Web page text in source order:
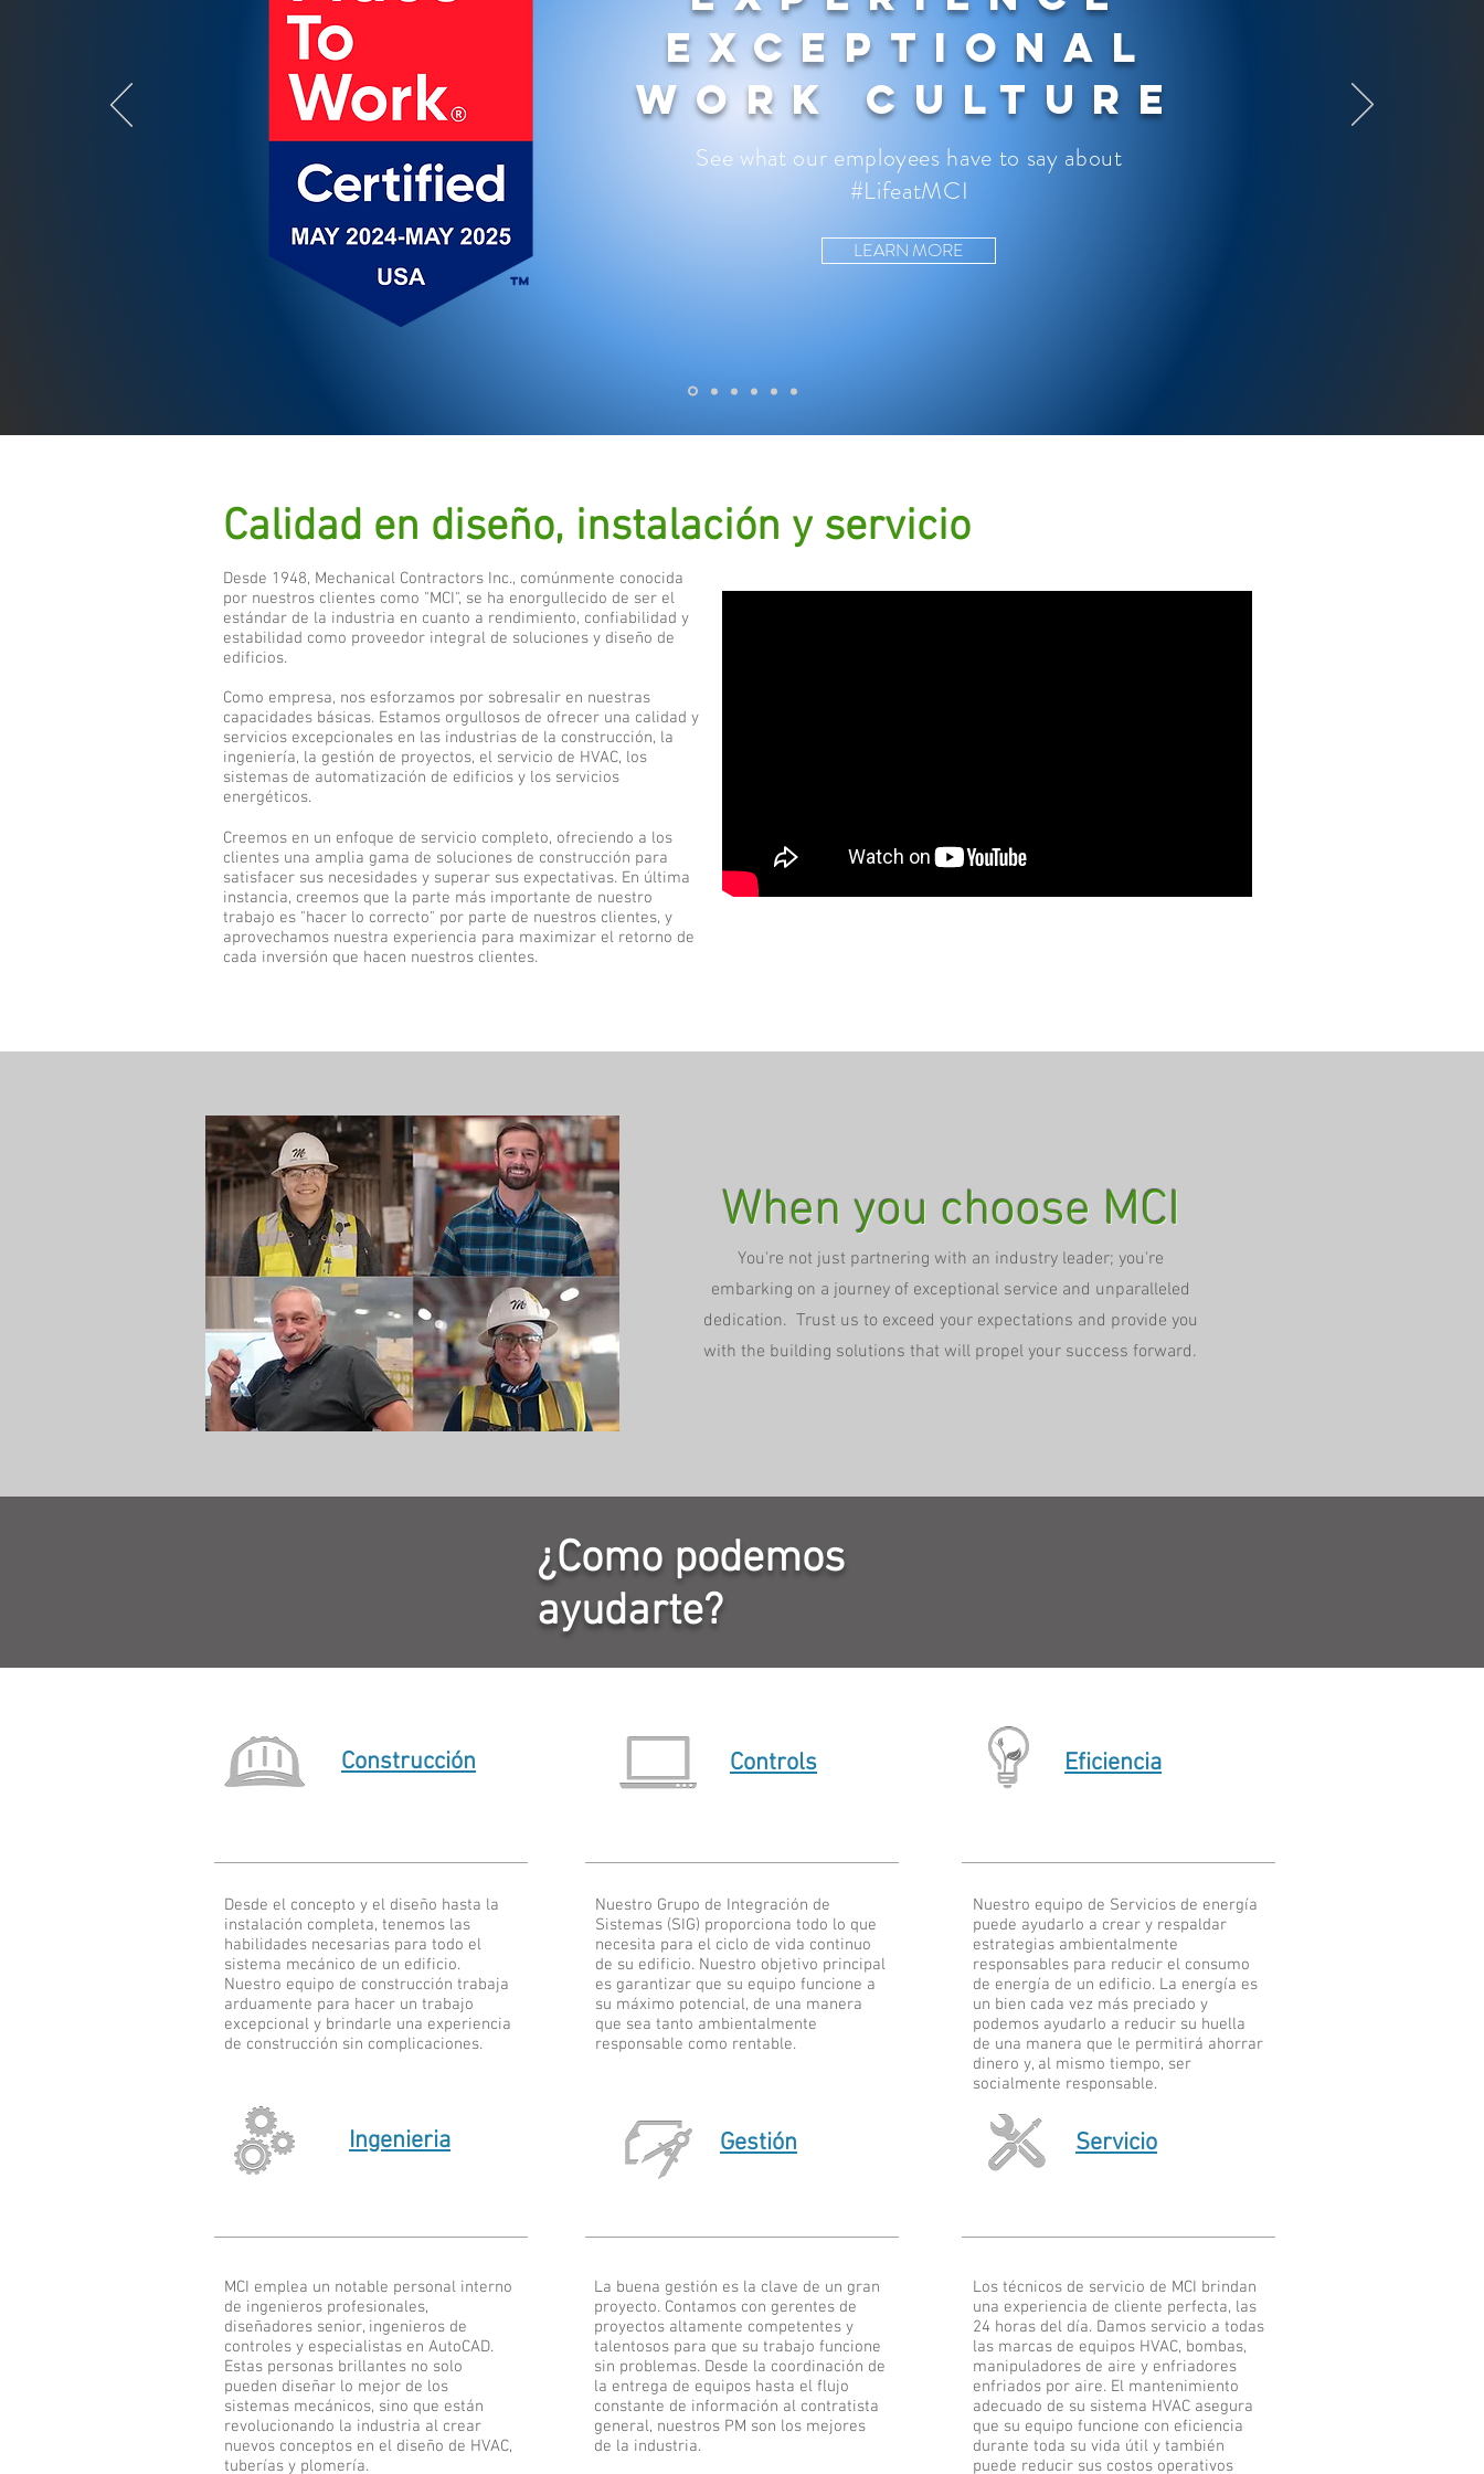
Exceptional
Work Culture
See what our employees have to say about
#LifeatMCI
LEARN MORE
Calidad en diseño, instalación y servicio
Desde 1948, Mechanical Contractors Inc., comúnmente conocida
por nuestros clientes como "MCI", se ha enorgullecido de ser el
estándar de la industria en cuanto a rendimiento, confiabilidad y
estabilidad como proveedor integral de soluciones y diseño de
edificios.
Como empresa, nos esforzamos por sobresalir en nuestras
capacidades básicas. Estamos orgullosos de ofrecer una calidad y
servicios excepcionales en las industrias de la construcción, la
ingeniería, la gestión de proyectos, el servicio de HVAC, los
sistemas de automatización de edificios y los servicios
energéticos.
Creemos en un enfoque de servicio completo, ofreciendo a los
clientes una amplia gama de soluciones de construcción para
satisfacer sus necesidades y superar sus expectativas. En última
instancia, creemos que la parte más importante de nuestro
trabajo es "hacer lo correcto" por parte de nuestros clientes, y
aprovechamos nuestra experiencia para maximizar el retorno de
cada inversión que hacen nuestros clientes.
When you choose MCI
You're not just partnering with an industry leader; you're
embarking on a journey of exceptional service and unparalleled
dedication. Trust us to exceed your expectations and provide you
with the building solutions that will propel your success forward.
¿Como podemos
ayudarte?
Construcción
Desde el concepto y el diseño hasta la
instalación completa, tenemos las
habilidades necesarias para todo el
sistema mecánico de un edificio.
Nuestro equipo de construcción trabaja
arduamente para hacer un trabajo
excepcional y brindarle una experiencia
de construcción sin complicaciones.
Ingenieria
MCI emplea un notable personal interno
de ingenieros profesionales,
diseñadores senior, ingenieros de
controles y especialistas en AutoCAD.
Estas personas brillantes no solo
pueden diseñar lo mejor de los
sistemas mecánicos, sino que están
revolucionando la industria al crear
nuevos conceptos en el diseño de HVAC,
tuberías y plomería.
Controls
Nuestro Grupo de Integración de
Sistemas (SIG) proporciona todo lo que
necesita para el ciclo de vida continuo
de su edificio. Nuestro objetivo principal
es garantizar que su equipo funcione a
su máximo potencial, de una manera
que sea tanto ambientalmente
responsable como rentable.
Gestión
La buena gestión es la clave de un gran
proyecto. Contamos con gerentes de
proyectos altamente competentes y
talentosos para que su trabajo funcione
sin problemas. Desde la coordinación de
la entrega de equipos hasta el flujo
constante de información al contratista
general, nuestros PM son los mejores
de la industria.
Eficiencia
Nuestro equipo de Servicios de energía
puede ayudarlo a crear y respaldar
estrategias ambientalmente
responsables para reducir el consumo
de energía de un edificio. La energía es
un bien cada vez más preciado y
podemos ayudarlo a reducir su huella
de una manera que le permitirá ahorrar
dinero y, al mismo tiempo, ser
socialmente responsable.
Servicio
Los técnicos de servicio de MCI brindan
una experiencia de cliente perfecta, las
24 horas del día. Damos servicio a todas
las marcas de equipos HVAC, bombas,
manipuladores de aire y enfriadores
enfriados por aire. El mantenimiento
adecuado de su sistema HVAC asegura
que su equipo funcione con eficiencia
durante toda su vida útil y también
puede reducir sus costos operativos